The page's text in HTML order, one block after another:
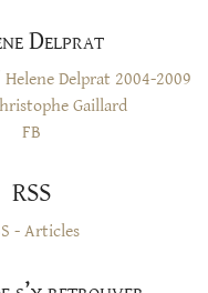
Delprat
Delprat 2004-2009
Gaillard
FB
RSS
- Articles